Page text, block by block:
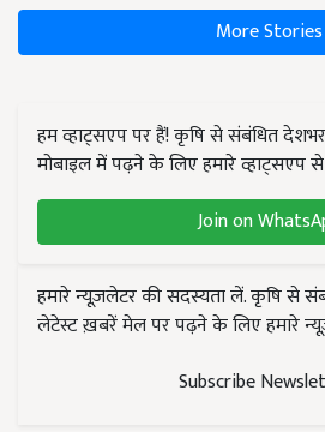
More Stories
हम व्हाट्सएप पर हैं! कृषि से संबंधित
मोबाइल में पढ़ने के लिए हमारे व्हाट्सएप
Join on
हमारे न्यूज़लेटर की सदस्यता लें. कृषि से
लेटेस्ट ख़बरें मेल पर पढ़ने के लिए हमारे
Subscribe